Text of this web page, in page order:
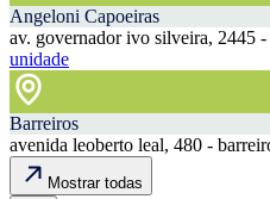
Angeloni Capoeiras
av. governador ivo silveira, 2445 -
unidade
Barreiros
avenida leoberto leal, 480 -
Mostrar todas